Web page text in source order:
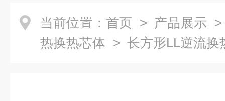
当前位置： 首页 > 产品展示
热换热芯体 > 长方形LL逆流换